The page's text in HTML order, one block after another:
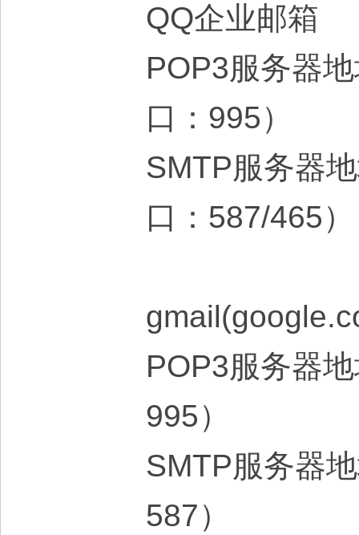
QQ企业邮箱
POP3服务器
口：995）
SMTP服务器
口：587/465
POP3服务器
995）
SMTP服务器
587）